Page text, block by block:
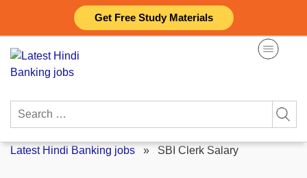
Get Free Study Materials
content
Search
Latest Hindi Banking jobs » SBI Clerk Salary